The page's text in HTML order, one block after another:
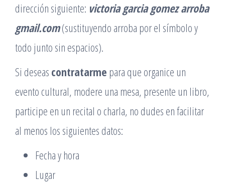
dirección siguiente: victoria garcia gomez arroba
gmail.com(sustituyendo arroba por el símbolo y
todo junto sin espacios).
Si deseas contratarme para que organice un
evento cultural, modere una mesa, presente un libro,
participe en un recital o charla, no dudes en facilitar
al menos los siguientes datos:
Fecha y hora
Lugar